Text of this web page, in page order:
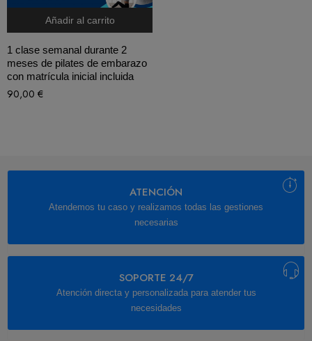
Añadir al carrito
1 clase semanal durante 2
meses de pilates de embarazo
con matrícula inicial incluida
90,00 €
ATENCIÓN
Atendemos tu caso y realizamos todas las gestiones
necesarias
SOPORTE 24/7
Atención directa y personalizada para atender tus
necesidades